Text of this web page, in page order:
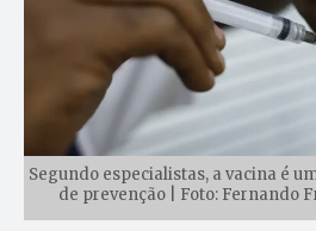
Segundo especialistas, a vacina é
de prevenção | Foto: Fernando